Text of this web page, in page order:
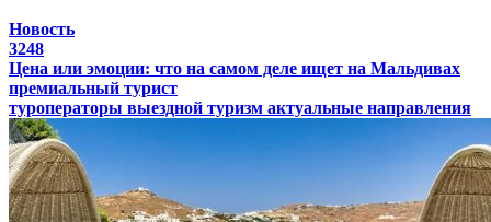
Новость
3248
Цена или эмоции: что на самом деле ищет на Мальдивах
премиальный турист
туроператоры выездной туризм актуальные направления